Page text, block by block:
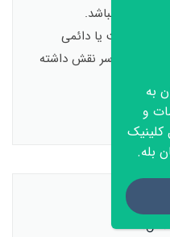
بانک مو نباشد.
بصورت موقت یا دائمی
موی سر نقش داشته
به
و
بله.